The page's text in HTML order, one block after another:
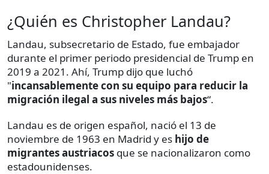
¿Quién es Christopher Landau?
Landau, subsecretario de Estado, fue embajador
durante el primer periodo presidencial de Trump en
2019 a 2021. Ahí, Trump dijo que luchó
"incansablemente con su equipo para reducir la
migración ilegal a sus niveles más bajos“.
Landau es de origen español, nació el 13 de
noviembre de 1963 en Madrid y es hijo de
migrantes austriacos que se nacionalizaron como
estadounidenses.